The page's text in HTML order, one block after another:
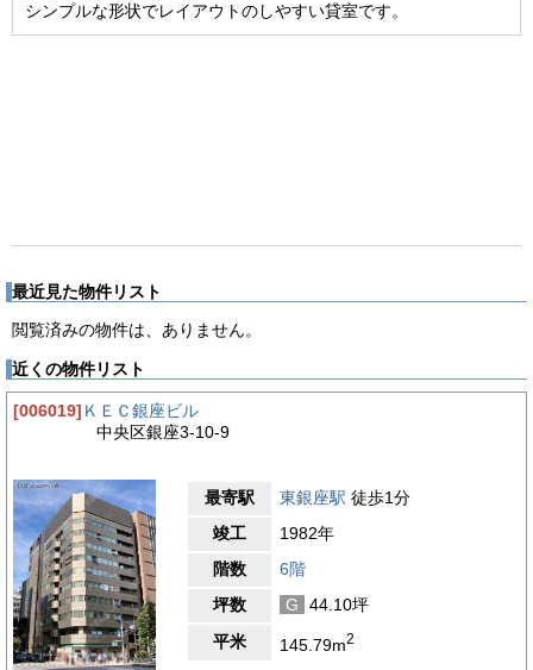
シンプルな形状でレイアウトのしやすい貸室です。
最近見た物件リスト
閲覧済みの物件は、ありません。
近くの物件リスト
[006019] ＫＥＣ銀座ビル
中央区銀座3-10-9
最寄駅 東銀座駅 徒歩1分
竣工
1982年
階数
6階
坪数
G
44.10坪
平米
145.79m2